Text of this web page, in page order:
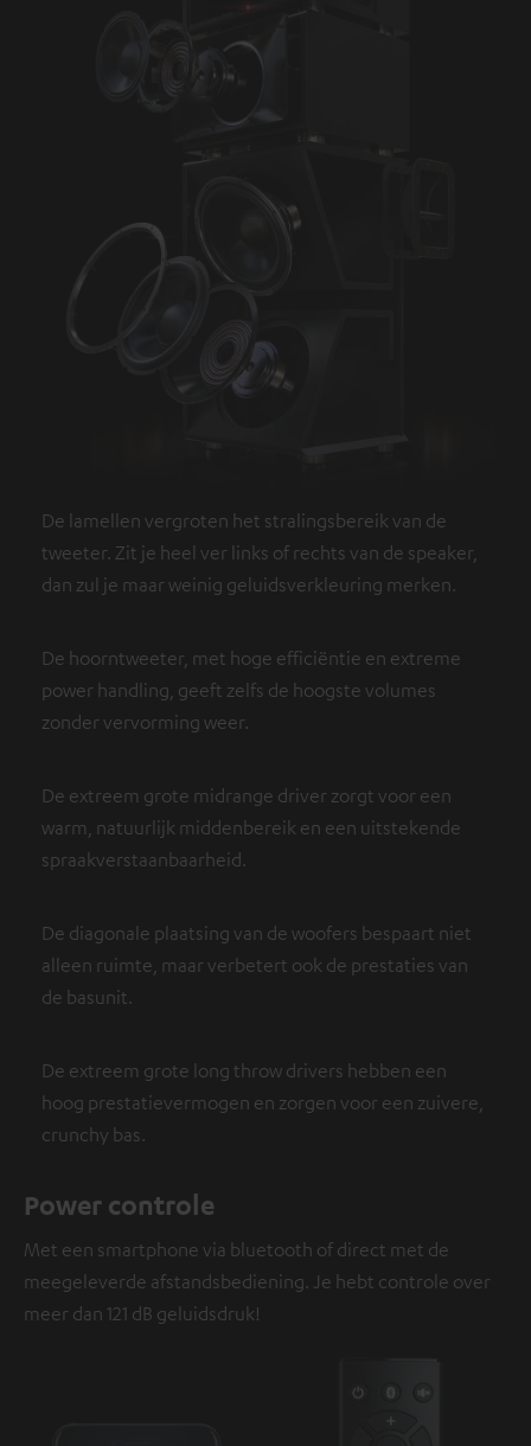
De lamellen vergroten het stralingsbereik van de
tweeter. Zit je heel ver links of rechts van de speaker,
dan zul je maar weinig geluidsverkleuring merken.
De hoorntweeter, met hoge efficiëntie en extreme
power handling, geeft zelfs de hoogste volumes
zonder vervorming weer.
De extreem grote midrange driver zorgt voor een
warm, natuurlijk middenbereik en een uitstekende
spraakverstaanbaarheid.
De diagonale plaatsing van de woofers bespaart niet
alleen ruimte, maar verbetert ook de prestaties van
de basunit.
De extreem grote long throw drivers hebben een
hoog prestatievermogen en zorgen voor een zuivere,
crunchy bas.
Power controle
Met een smartphone via bluetooth of direct met de
meegeleverde afstandsbediening. Je hebt controle over
meer dan 121 dB geluidsdruk!